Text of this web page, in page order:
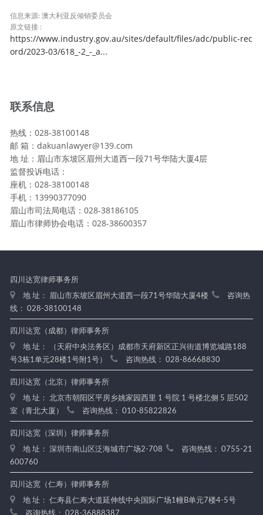
信息来源: 澳大利亚反倾销委员会
原文链接 :
https://www.industry.gov.au/sites/default/files/adc/public-rec
ord/2023-03/618_-2_-_a...
联系信息
热线：028-38100148
邮 箱：dakuanlawyer@139.com
地 址：眉山市东坡区眉州大道西一段71号华陆大厦4层
监督投诉电话：
座机：028-38100148
手机：13990377090
眉山市司法局电话：028-38186105
眉山市律师协会电话：028-38600357
四川达宽律师事务所
地 址： 眉山市东坡区眉州大道西一段71号华陆大厦4楼
咨询热
线： 028-38100148
四川达宽（成都）律师事务所
地 址： （天府中央法务区）成都市天府新区正兴街道博览城路188
号3栋1单元28楼1号附1号）
咨询热线： 028-86668830
四川达宽（北京）律师事务所
地 址： 北京市朝阳区平房乡姚家园西里 1 号院 1 号楼北侧 5 层502
室（青北大厦）
咨询热线： 010-85822826
四川达宽（深圳）律师事务所
地 址： 深圳市南山区泛海城市广场2-708
咨询热线： 0755-21
600760
四川达宽（仁寿）律师事务所
地 址： 仁寿县仁寿大道延伸线中央国际广场1幢B单元7楼4-5号